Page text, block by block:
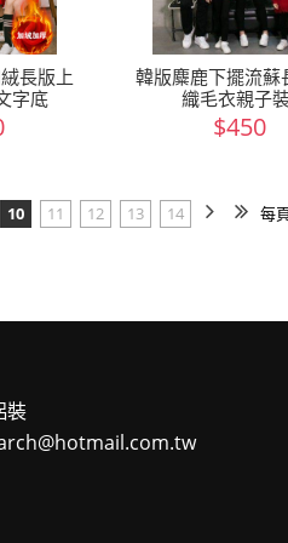
長版上
字底
韓版麋鹿下擺流蘇
織毛衣親子
$450
10 11 12 13 14 每
裝